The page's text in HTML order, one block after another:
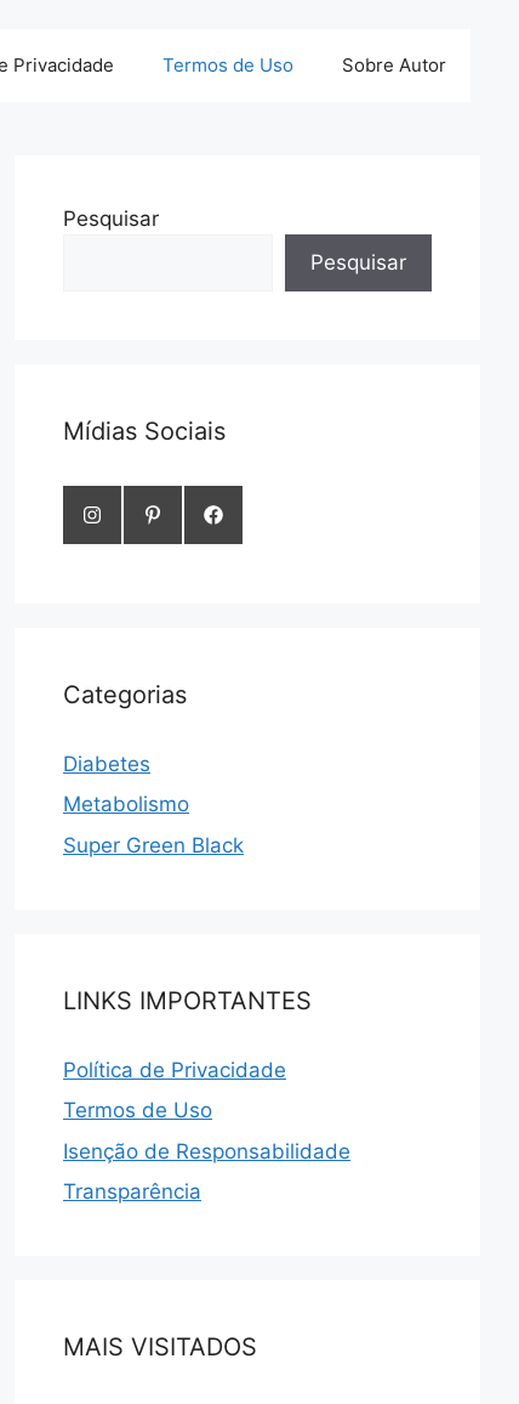
Privacidade Termos de Uso Sobre Autor
Pesquisar
Pesquisar
Mídias Sociais
Categorias
Diabetes
Metabolismo
Super Green Black
LINKS IMPORTANTES
Política de Privacidade
Termos de Uso
Isenção de Responsabilidade
Transparência
MAIS VISITADOS